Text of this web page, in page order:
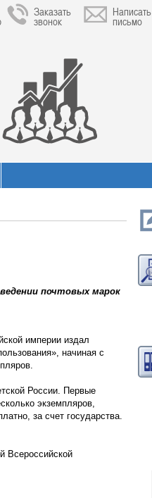
Заказать
звонок
Написать
письмо
почтовых марок
империи издал
начиная с
России. Первые
экземпляров,
за счет государства.
Всероссийской